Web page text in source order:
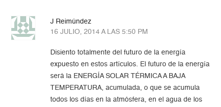
J Reimúndez
16 JULIO, 2014 A LAS 5:50 PM
Disiento totalmente del futuro de la energía
expuesto en estos artículos. El futuro de la energía
será la ENERGÍA SOLAR TÉRMICA A BAJA
TEMPERATURA, acumulada, o que se acumula
todos los días en la atmósfera, en el agua de los